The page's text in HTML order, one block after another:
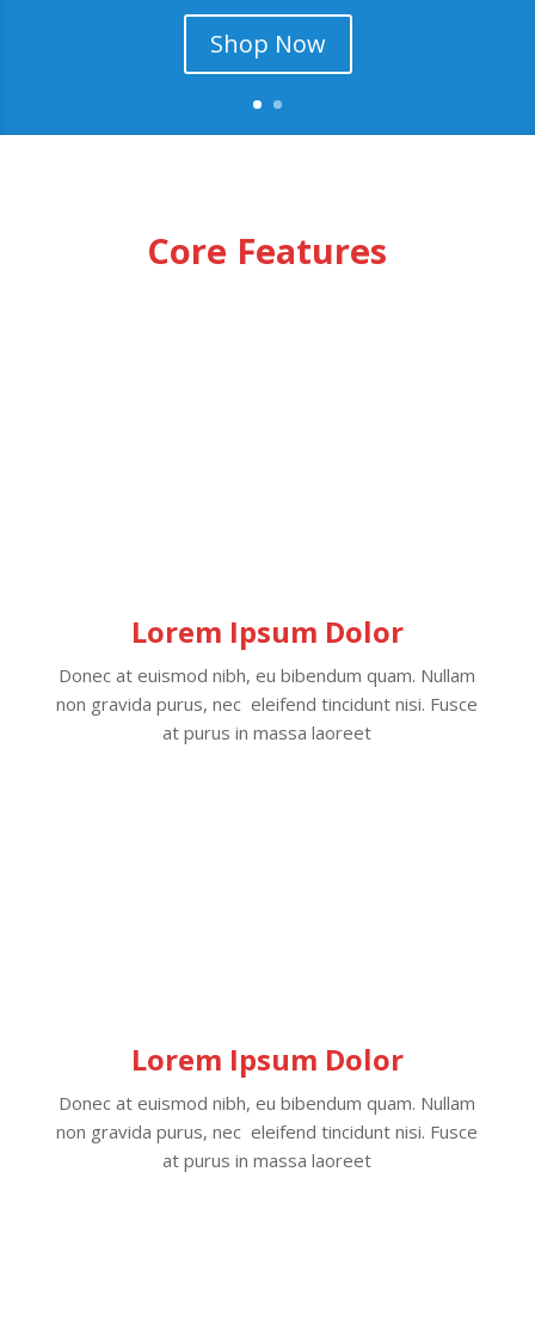
Shop Now
Core Features
Lorem Ipsum Dolor
Donec at euismod nibh, eu bibendum quam. Nullam
non gravida purus, nec eleifend tincidunt nisi. Fusce
at purus in massa laoreet
Lorem Ipsum Dolor
Donec at euismod nibh, eu bibendum quam. Nullam
non gravida purus, nec eleifend tincidunt nisi. Fusce
at purus in massa laoreet